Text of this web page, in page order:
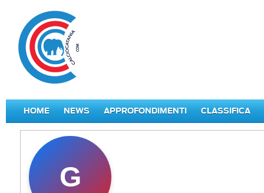
HOME NEWS APPROFONDIMENTI CLASSIFICA
G